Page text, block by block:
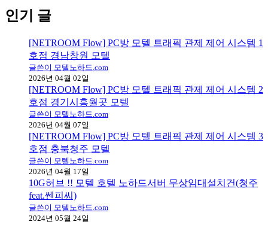
인기 글
[NETROOM Flow] PC방 모텔 트래픽 관제 제어 시스템 1
호점 경남창원 모텔
글쓴이 모텔노하드.com
2026년 04월 02일
[NETROOM Flow] PC방 모텔 트래픽 관제 제어 시스템 2
호점 경기시흥월곳 모텔
글쓴이 모텔노하드.com
2026년 04월 07일
[NETROOM Flow] PC방 모텔 트래픽 관제 제어 시스템 3
호점 충북청주 모텔
글쓴이 모텔노하드.com
2026년 04월 17일
10G허브 !! 모텔 호텔 노하드서버 무상임대설치건(청주
feat.쎈피씨)
글쓴이 모텔노하드.com
2024년 05월 24일